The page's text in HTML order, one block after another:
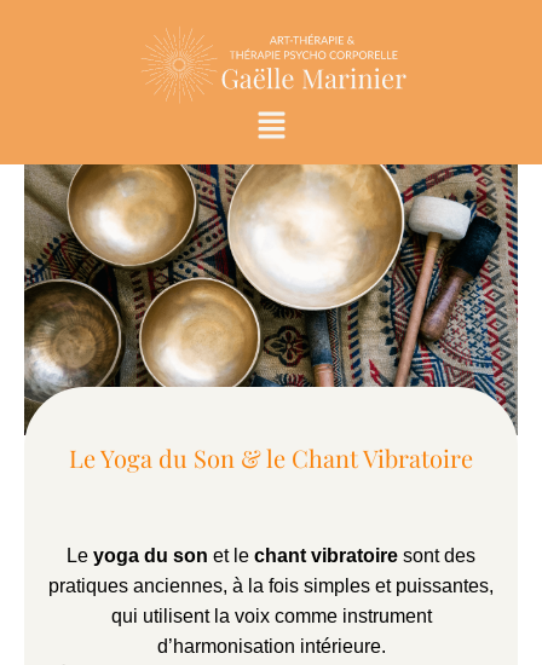
Menu
Le Yoga du Son & le Chant Vibratoire
Le yoga du son et le chant vibratoire sont des
pratiques anciennes, à la fois simples et puissantes,
qui utilisent la voix comme instrument
d’harmonisation intérieure.